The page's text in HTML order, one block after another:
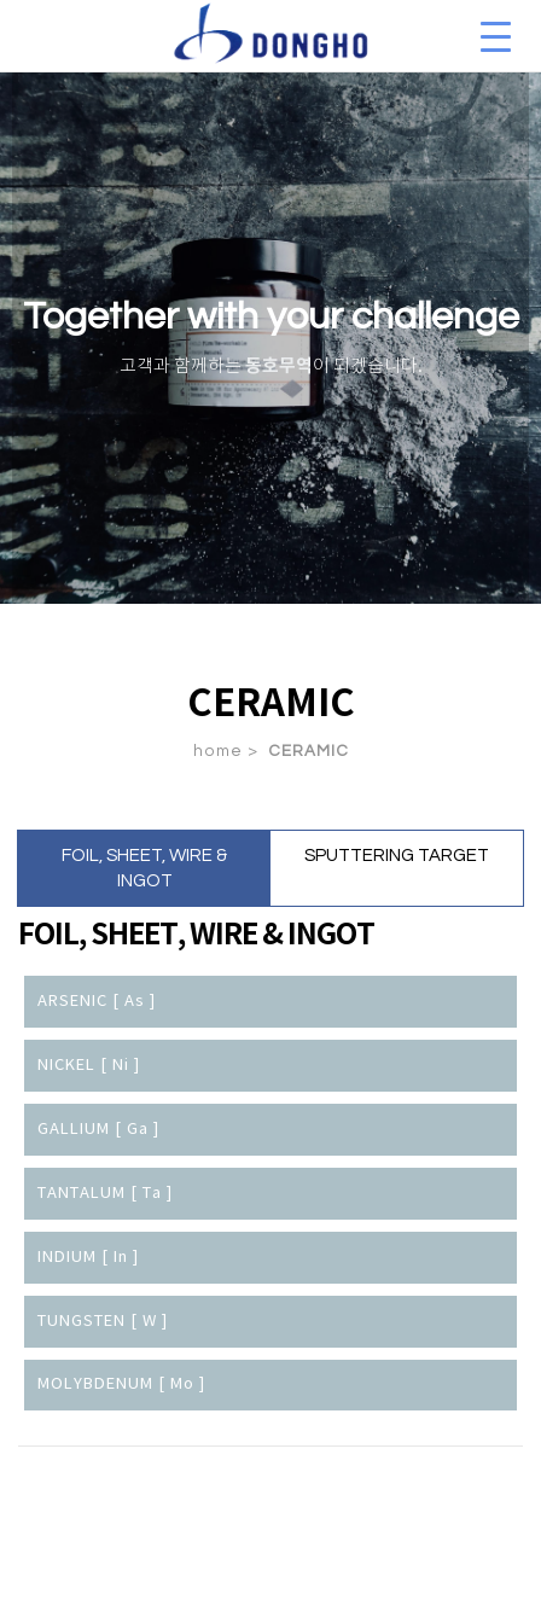
Together with your challenge
고객과 함께하는동호무역이 되겠습니다.
CERAMIC
home > CERAMIC
FOIL, SHEET, WIRE &
INGOT
SPUTTERING TARGET
FOIL, SHEET, WIRE & INGOT
ARSENIC [ As ]
NICKEL [ Ni ]
GALLIUM [ Ga ]
TANTALUM [ Ta ]
INDIUM [ In ]
TUNGSTEN [ W ]
MOLYBDENUM [ Mo ]